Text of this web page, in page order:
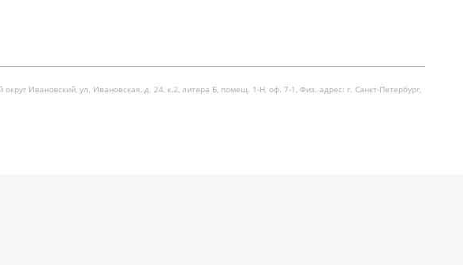
Ивановский, ул. Ивановская, д. 24, к.2, литера Б, помещ. 1-Н, оф. 7-1, Физ. адрес: г. Санкт-Петербург,